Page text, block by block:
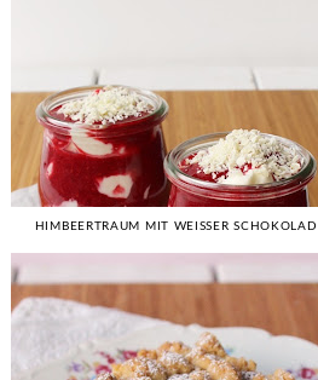
HIMBEERTRAUM MIT WEISSER SCHOKOLADE